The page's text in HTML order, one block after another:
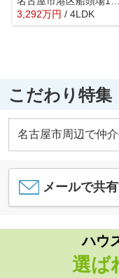
3,292万円 / 4LDK
こだわり特集
名古屋市周辺で仲
メールで共
ハウ
選ば